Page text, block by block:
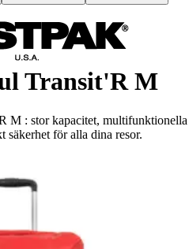
Transit'R M
M : stor kapacitet, multifunktionella
för alla dina resor.